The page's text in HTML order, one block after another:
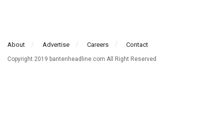
About Advertise Careers Contact
Copyright 2019 bantenheadline.com All Right Reserved